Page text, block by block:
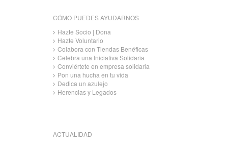
CÓMO PUEDES AYUDARNOS
Hazte Socio | Dona
Hazte Voluntario
Colabora con Tiendas Benéficas
Celebra una Iniciativa Solidaria
Conviértete en empresa solidaria
Pon una hucha en tu vida
Dedica un azulejo
Herencias y Legados
ACTUALIDAD